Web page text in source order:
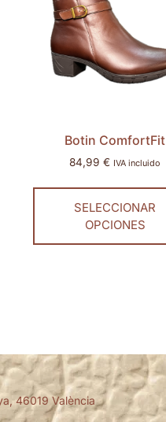
Botin ComfortFit
84,99 € IVA incluido
SELECCIONAR
OPCIONES
46019 València